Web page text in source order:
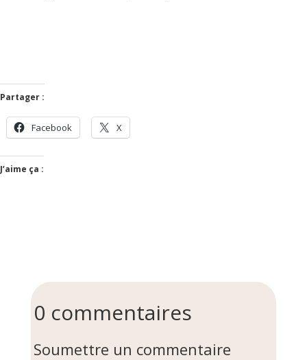
Partager :
Facebook X
J’aime ça :
0 commentaires
Soumettre un commentaire